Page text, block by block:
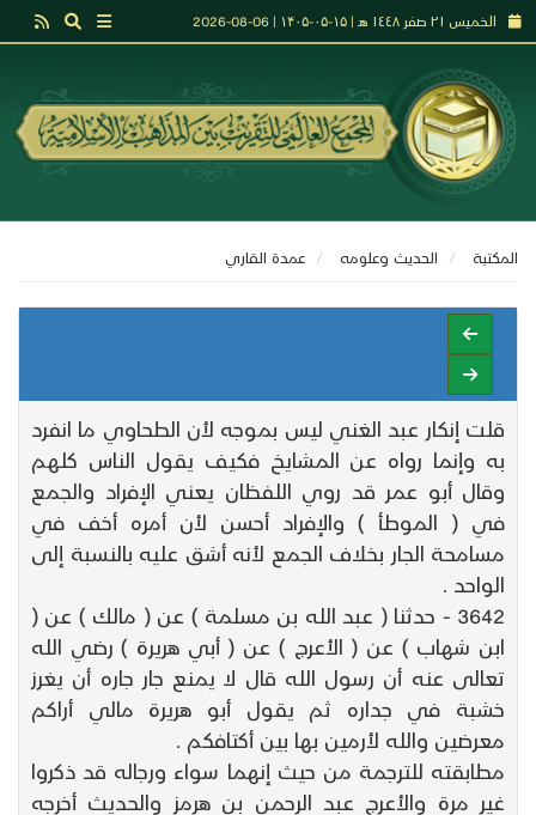
الخميس ٢١ صفر ١٤٤٨ هـ | ۱۵-۰۵-۱۴۰۵ | 06-08-2026
المكتبة الحديث وعلومه عمدة القاري
قلت إنكار عبد الغني ليس بموجه لأن الطحاوي ما انفرد
به وإنما رواه عن المشايخ فكيف يقول الناس كلهم
وقال أبو عمر قد روي اللفظان يعني الإفراد والجمع
في ( الموطأ ) والإفراد أحسن لأن أمره أخف في
مسامحة الجار بخلاف الجمع لأنه أشق عليه بالنسبة إلى
الواحد .
3642 - حدثنا ( عبد الله بن مسلمة ) عن ( مالك ) عن (
ابن شهاب ) عن ( الأعرج ) عن ( أبي هريرة ) رضي الله
تعالى عنه أن رسول الله قال لا يمنع جار جاره أن يغرز
خشبة في جداره ثم يقول أبو هريرة مالي أراكم
معرضين والله لأرمين بها بين أكتافكم .
مطابقته للترجمة من حيث إنهما سواء ورجاله قد ذكروا
غير مرة والأعرج عبد الرحمن بن هرمز والحديث أخرجه